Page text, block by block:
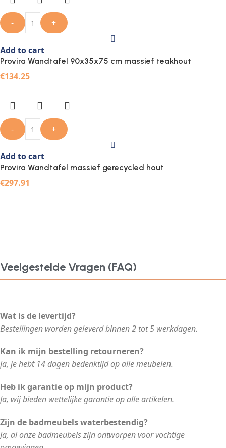
- +
Add to cart
Provira Wandtafel 90x35x75 cm massief teakhout
€134.25
- +
Add to cart
Provira Wandtafel massief gerecycled hout
€297.91
Veelgestelde Vragen (FAQ)
Wat is de levertijd?
Bestellingen worden geleverd binnen 2 tot 5 werkdagen.
Kan ik mijn bestelling retourneren?
Ja, je hebt 14 dagen bedenktijd op alle meubelen.
Heb ik garantie op mijn product?
Ja, wij bieden wettelijke garantie op alle artikelen.
Zijn de badmeubels waterbestendig?
Ja, al onze badmeubels zijn ontworpen voor vochtige